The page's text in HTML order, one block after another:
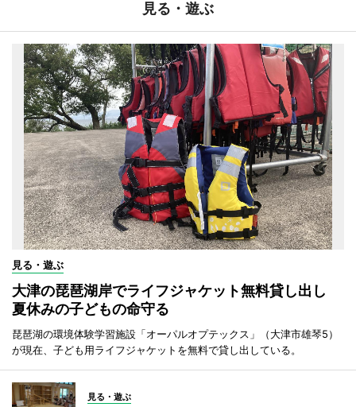
見る・遊ぶ
見る・遊ぶ
大津の琵琶湖岸でライフジャケット無料貸し出し
夏休みの子どもの命守る
琵琶湖の環境体験学習施設「オーパルオプテックス」（大津市雄琴5）
が現在、子ども用ライフジャケットを無料で貸し出している。
見る・遊ぶ